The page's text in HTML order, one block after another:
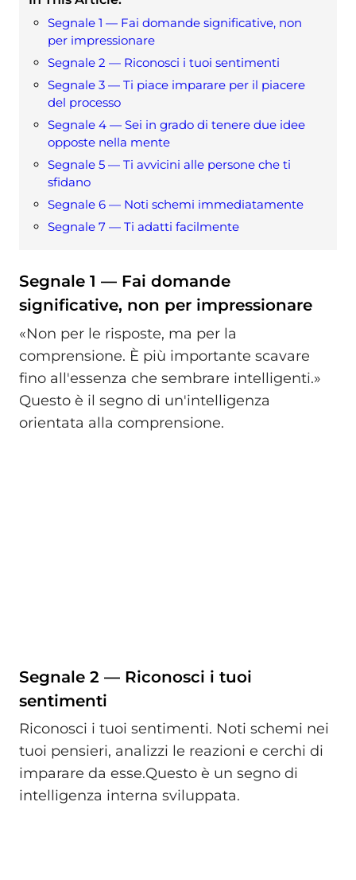
Segnale 1 — Fai domande significative, non
per impressionare
Segnale 2 — Riconosci i tuoi sentimenti
Segnale 3 — Ti piace imparare per il piacere
del processo
Segnale 4 — Sei in grado di tenere due idee
opposte nella mente
Segnale 5 — Ti avvicini alle persone che ti
sfidano
Segnale 6 — Noti schemi immediatamente
Segnale 7 — Ti adatti facilmente
Segnale 1 — Fai domande
significative, non per impressionare
«Non per le risposte, ma per la
comprensione. È più importante scavare
fino all'essenza che sembrare intelligenti.»
Questo è il segno di un'intelligenza
orientata alla comprensione.
Segnale 2 — Riconosci i tuoi
sentimenti
Riconosci i tuoi sentimenti. Noti schemi nei
tuoi pensieri, analizzi le reazioni e cerchi di
imparare da esse.Questo è un segno di
intelligenza interna sviluppata.